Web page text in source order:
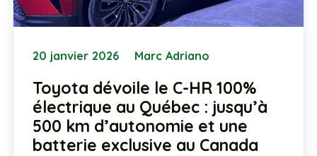
20 janvier 2026 Marc Adriano
Toyota dévoile le C-HR 100%
électrique au Québec : jusqu’à
500 km d’autonomie et une
batterie exclusive au Canada